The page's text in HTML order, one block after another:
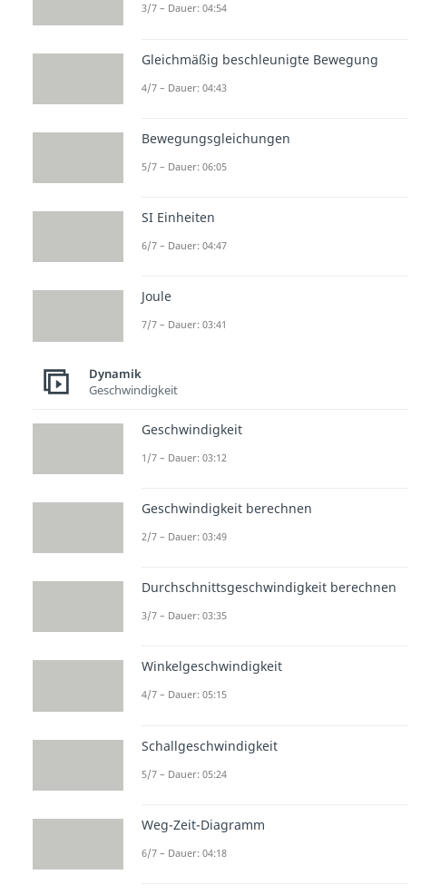
3/7 – Dauer: 04:54
Gleichmäßig beschleunigte Bewegung
4/7 – Dauer: 04:43
Bewegungsgleichungen
5/7 – Dauer: 06:05
SI Einheiten
6/7 – Dauer: 04:47
Joule
7/7 – Dauer: 03:41
Dynamik
Geschwindigkeit
Geschwindigkeit
1/7 – Dauer: 03:12
Geschwindigkeit berechnen
2/7 – Dauer: 03:49
Durchschnittsgeschwindigkeit berechnen
3/7 – Dauer: 03:35
Winkelgeschwindigkeit
4/7 – Dauer: 05:15
Schallgeschwindigkeit
5/7 – Dauer: 05:24
Weg-Zeit-Diagramm
6/7 – Dauer: 04:18